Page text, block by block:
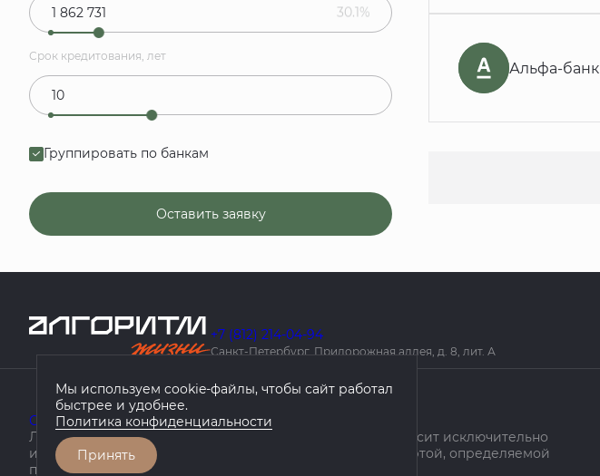
30.1%
Срок кредитования, лет
Группировать по банкам
Оставить заявку
Альфа-банк
+7 (812) 214-04-94
Санкт-Петербург, Придорожная аллея, д. 8, лит. А
О компанииПроектыГеография проектов
Любая информация, представленная на данном сайте, носит исключительно
информационный характер, не является публичной офертой, определяемой
положениями статьи 437 ГК РФ.
Мы используем cookie-файлы, чтобы сайт работал
быстрее и удобнее.
Политика конфиденциальности
Принять